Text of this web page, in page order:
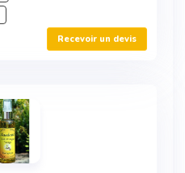
Recevoir un devis